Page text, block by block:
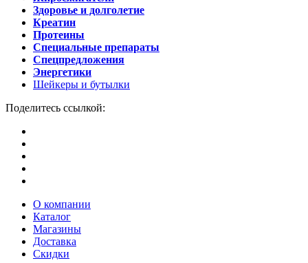
Здоровье и долголетие
Креатин
Протеины
Специальные препараты
Спецпредложения
Энергетики
Шейкеры и бутылки
Поделитесь ссылкой:
О компании
Каталог
Магазины
Доставка
Скидки